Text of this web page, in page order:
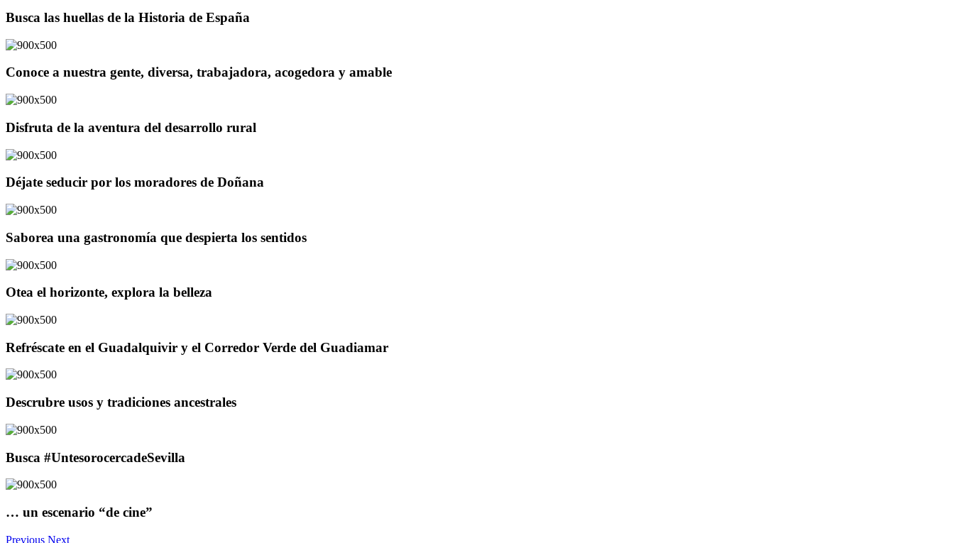
Busca las huellas de la Historia de España
Conoce a nuestra gente, diversa, trabajadora, acogedora y amable
Disfruta de la aventura del desarrollo rural
Déjate seducir por los moradores de Doñana
Saborea una gastronomía que despierta los sentidos
Otea el horizonte, explora la belleza
Refréscate en el Guadalquivir y el Corredor Verde del Guadiamar
Descrubre usos y tradiciones ancestrales
Busca #UntesorocercadeSevilla
… un escenario “de cine”
Previous Next